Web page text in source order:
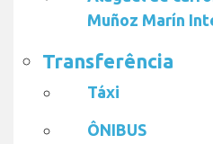
Muñoz Marín
Transferência
Táxi
ÔNIBUS